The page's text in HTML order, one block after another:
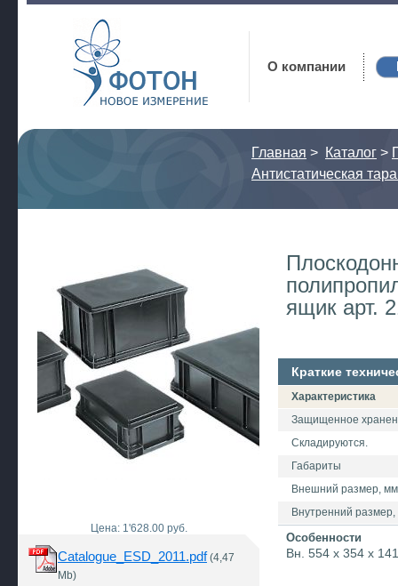
Фотон
О компании
Главная > Каталог >
Антистатическая
Цена: 1'628.00 руб.
Catalogue_ESD_2011.pdf(4,47
Mb)
ящик арт.
Краткие
Характеристика
Защищенное
Складируются.
Габариты
Внешний размер,
Внутренний
Особенности
Вн. 554 x 354 x